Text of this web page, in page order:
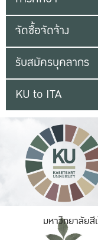
จัดซื้อจัดจ้าง
รับสมัครบุคลากร
KU to ITA
มหาวิทยาลัยสี